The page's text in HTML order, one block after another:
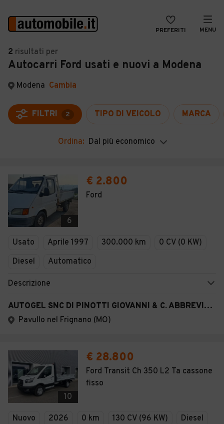
PREFERITI MENU
Auto
Auto usate
Auto Km 0
Auto Nuove
Noleggio a lungo termine
Moto
Camper
Veicoli Commerciali
VENDI
MAGAZINE
ACCEDI
2 risultati per
Autocarri Ford usati e nuovi a Modena
Modena Cambia
FILTRI 2 TIPO DI VEICOLO MARCA
Ordina: Dal più economico
6
€ 2.800
Ford
Usato Aprile 1997 300.000 km
0 CV (0 KW)
Diesel
Automatico
Descrizione
AUTOGEL SNC DI PINOTTI GIOVANNI & C. ABBREVIABILE
Pavullo nel Frignano (MO)
10
€ 28.800
Ford Transit Ch 350 L2 Ta cassone
fisso
Nuovo 2026 0 km 130 CV (96 KW)
Diesel